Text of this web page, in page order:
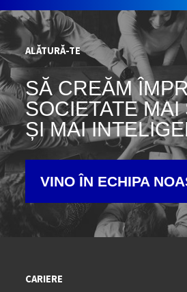
ALĂTURĂ-TE
SĂ CREĂM
SOCIETATE MAI
ȘI MAI
VINO ÎN ECHIPA
CARIERE